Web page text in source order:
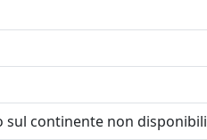
sul continente non disponibili